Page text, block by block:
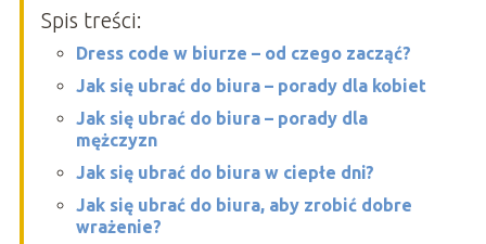
Spis treści:
Dress code w biurze – od czego zacząć?
Jak się ubrać do biura – porady dla kobiet
Jak się ubrać do biura – porady dla
mężczyzn
Jak się ubrać do biura w ciepłe dni?
Jak się ubrać do biura, aby zrobić dobre
wrażenie?